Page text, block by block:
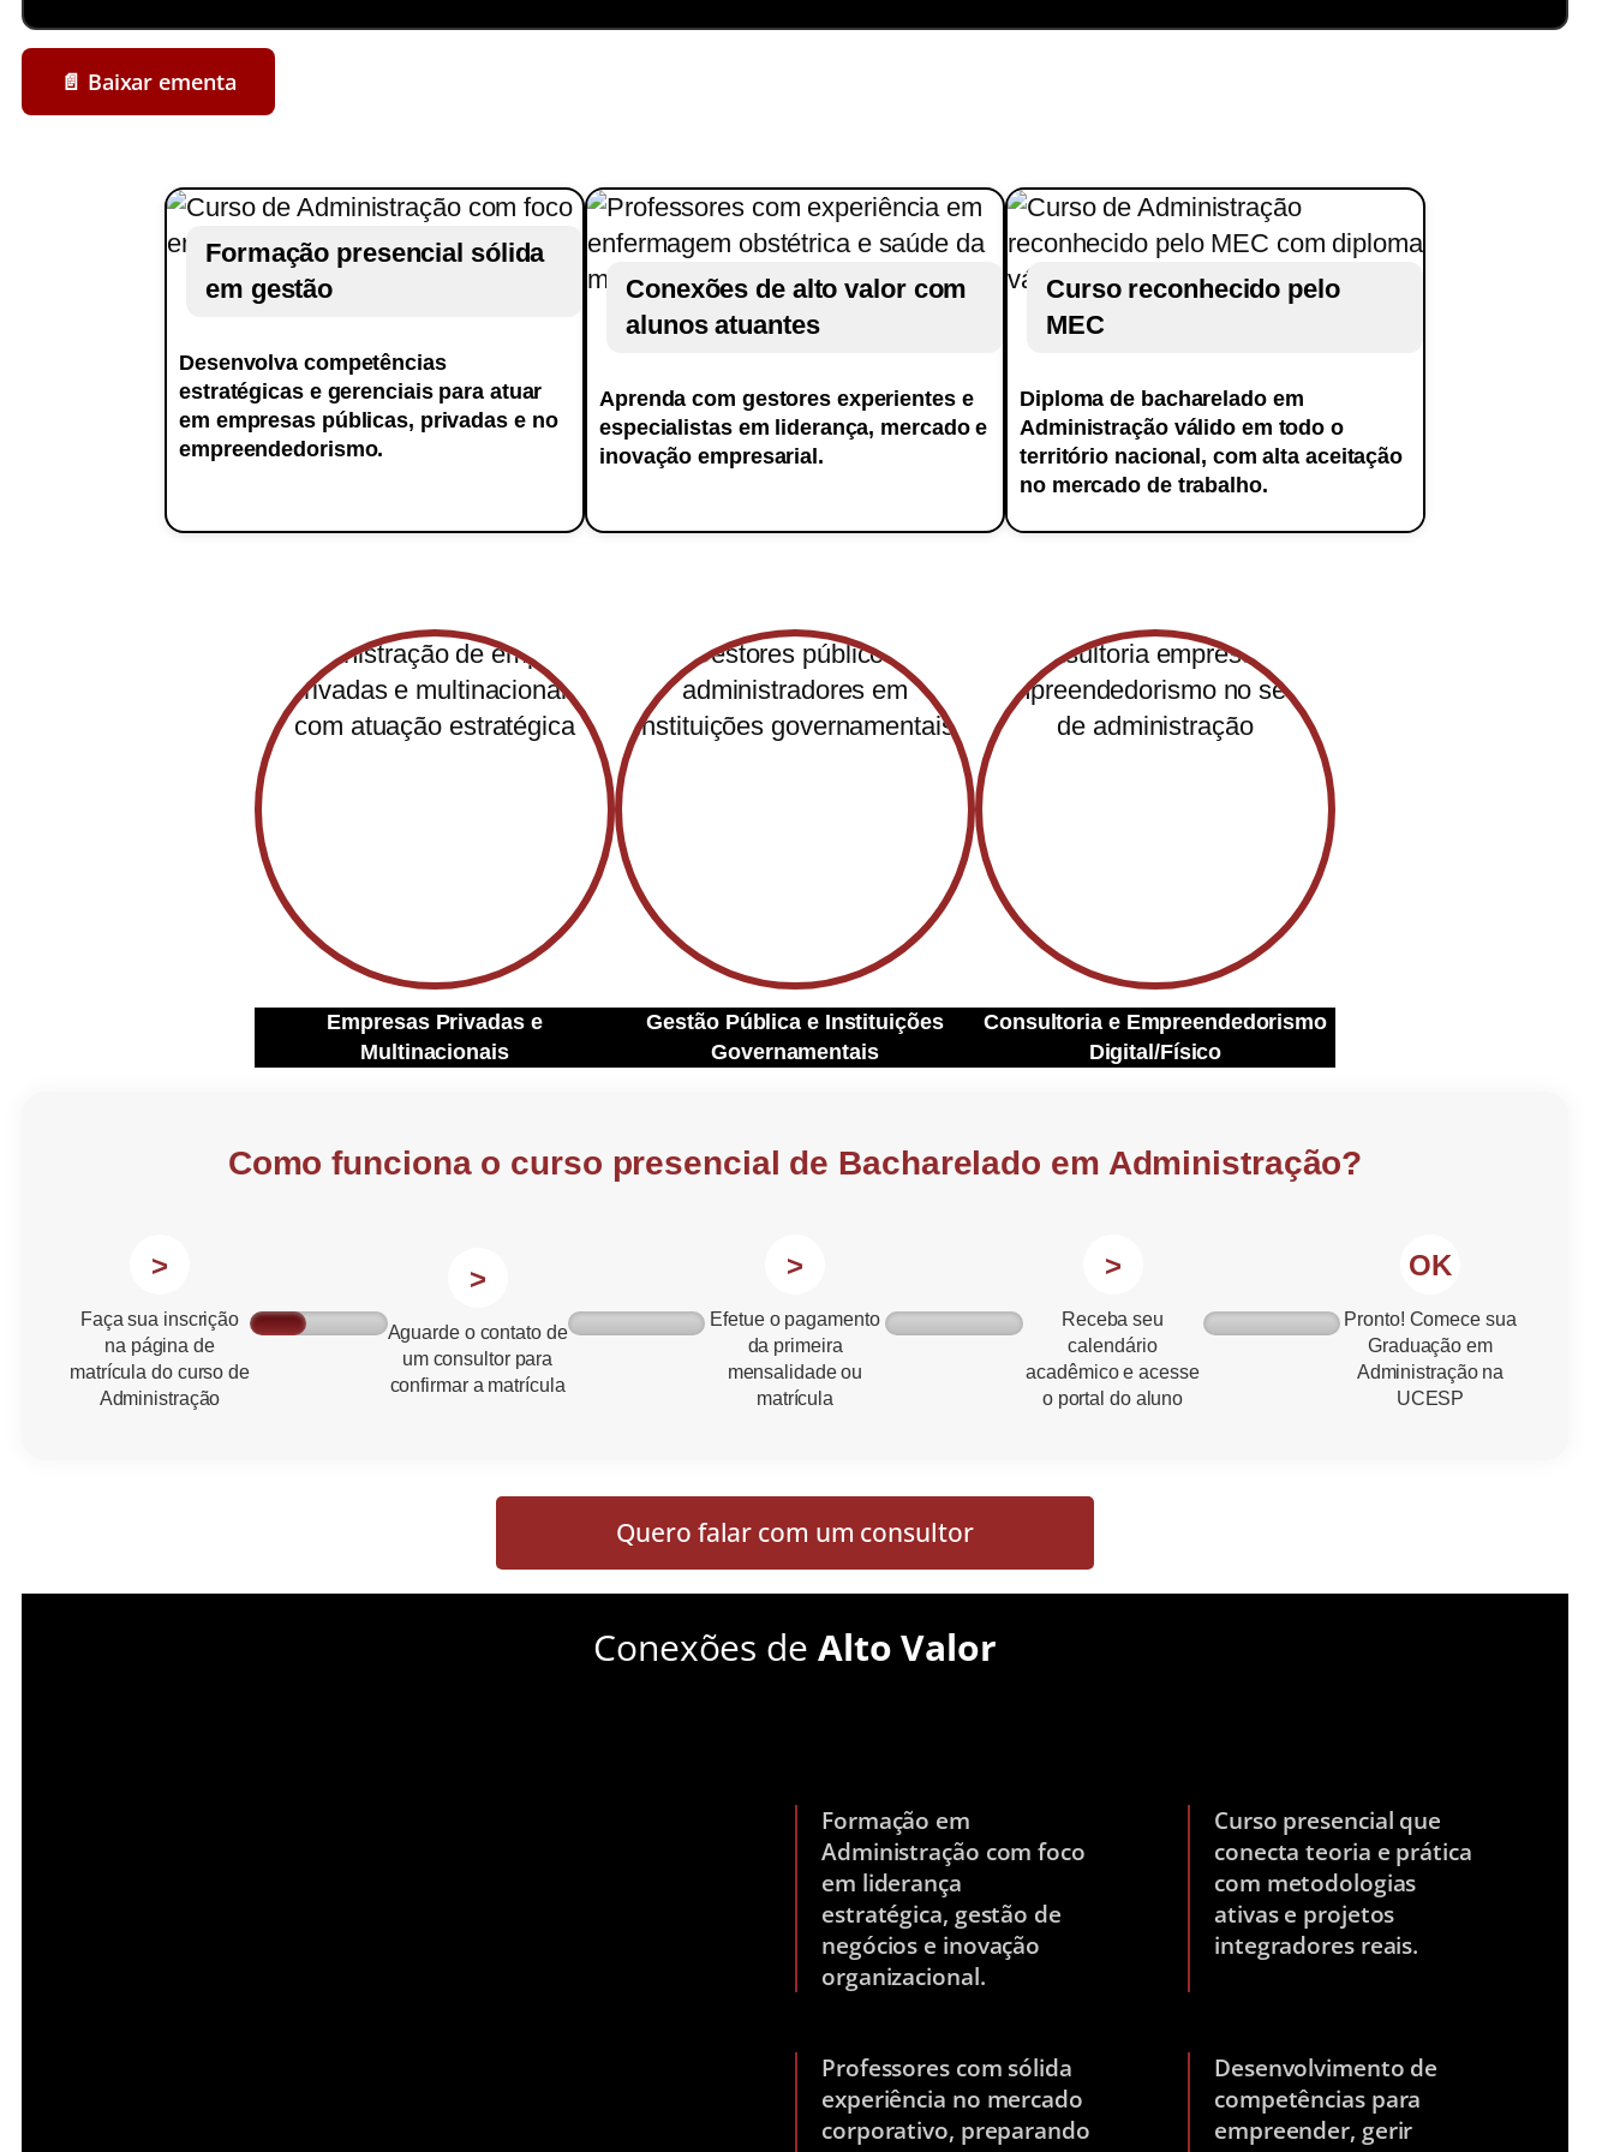
Ensina as técnicas de pesquisa científica aplicadas ao trabalho de conclusão de curso, incluindo elaboração, desenvolvimento e
apresentação de projetos. Desenvolva pesquisa acadêmica, pensamento crítico, organização e comunicação escrita.
📄 Baixar ementa
Formação presencial sólida
em gestão
Desenvolva competências
estratégicas e gerenciais para atuar
em empresas públicas, privadas e no
empreendedorismo.
Conexões de alto valor com
alunos atuantes
Aprenda com gestores experientes e
especialistas em liderança, mercado e
inovação empresarial.
Curso reconhecido pelo
MEC
Diploma de bacharelado em
Administração válido em todo o
território nacional, com alta aceitação
no mercado de trabalho.
Empresas Privadas e
Multinacionais
Gestão Pública e Instituições
Governamentais
Consultoria e Empreendedorismo
Digital/Físico
Como funciona o curso presencial de Bacharelado em Administração?
>
Faça sua inscrição
na página de
matrícula do curso de
Administração
>
Aguarde o contato de
um consultor para
confirmar a matrícula
>
Efetue o pagamento
da primeira
mensalidade ou
matrícula
>
Receba seu
calendário
acadêmico e acesse
o portal do aluno
OK
Pronto! Comece sua
Graduação em
Administração na
UCESP
Quero falar com um consultor
Conexões de Alto Valor
Formação em
Administração com foco
em liderança
estratégica, gestão de
negócios e inovação
organizacional.
Curso presencial que
conecta teoria e prática
com metodologias
ativas e projetos
integradores reais.
Professores com sólida
experiência no mercado
corporativo, preparando
Desenvolvimento de
competências para
empreender, gerir